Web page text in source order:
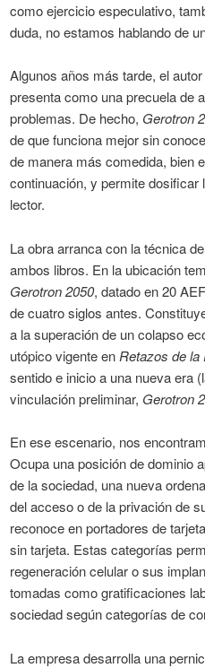
como ejercicio especulativo,
duda, no estamos hablando de
Algunos años más tarde, el
presenta como una precuela de
problemas. De hecho, Gerotron
de que funciona mejor sin
de manera más comedida, bien
continuación, y permite dosificar
lector.
La obra arranca con la técnica
ambos libros. En la ubicación
Gerotron 2050, datado en 20
de cuatro siglos antes.
a la superación de un colapso
utópico vigente en Retazos de la
sentido e inicio a una nueva era
vinculación preliminar, Gerotron
En ese escenario, nos
Ocupa una posición de dominio
de la sociedad, una nueva
del acceso o de la privación de
reconoce en portadores de
sin tarjeta. Estas categorías
regeneración celular o sus
tomadas como gratificaciones
sociedad según categorías de
La empresa desarrolla una